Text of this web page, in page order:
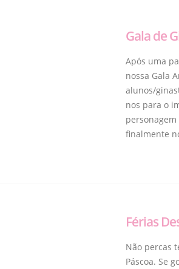
Gala de
Após uma
nossa Gala
alunos/
nos para o
finalmente
Férias
Não percas
Páscoa. Se